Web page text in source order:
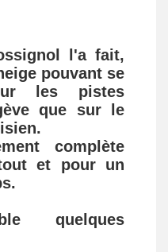
l'a fait,
pouvant se
les pistes
que sur le
complète
et pour un
quelques